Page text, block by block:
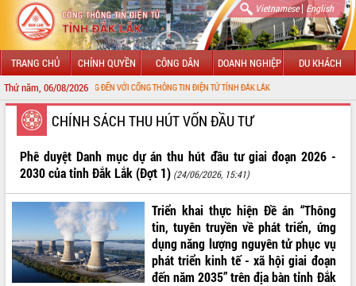
Vietnamese| English
TRANG CHỦ CHÍNH QUYỀN CÔNG DÂN DOANH NGHIỆP DU KHÁCH
Thứ năm, 06/08/2026
CHÀO MỪNG ĐẾN VỚI CỔNG THÔNG TIN ĐIỆN TỬ TỈNH ĐẮK LẮK
GIỚI THIỆU
LÃNH ĐẠO UBND TỈNH
TIN TỨC SỰ KIỆN
SỞ, BAN, NGÀNH
UBND CÁC XÃ, PHƯỜNG
THÔNG TIN CHỈ ĐẠO ĐIỀU HÀNH
CHÍNH SÁCH THU HÚT VỐN ĐẦU TƯ
Phê duyệt Danh mục dự án thu hút đầu tư giai đoạn 2026 -
2030 của tỉnh Đắk Lắk (Đợt 1) (24/06/2026, 15:41)
Triển khai thực hiện Đề án “Thông
tin, tuyên truyền về phát triển, ứng
dụng năng lượng nguyên tử phục vụ
phát triển kinh tế - xã hội giai đoạn
đến năm 2035” trên địa bàn tỉnh Đắk